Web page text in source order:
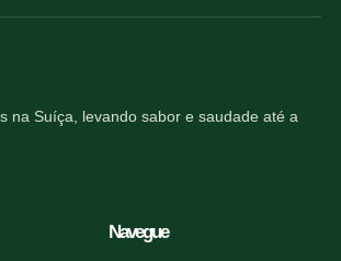
na Suíça, levando sabor e saudade até a
Navegue